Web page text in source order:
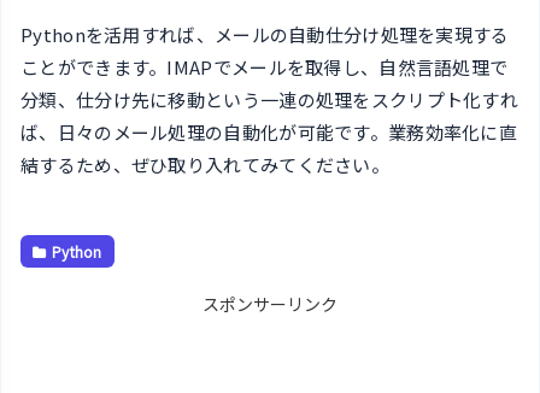
Pythonを活用すれば、メールの自動仕分け処理を実現する
ことができます。IMAPでメールを取得し、自然言語処理で
分類、仕分け先に移動という一連の処理をスクリプト化すれ
ば、日々のメール処理の自動化が可能です。業務効率化に直
結するため、ぜひ取り入れてみてください。
Python
スポンサーリンク